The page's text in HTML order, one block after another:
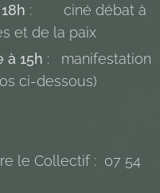
: ciné débat à
et de la paix
à 15h : manifestation
ci-dessous)
le Collectif : 07 54